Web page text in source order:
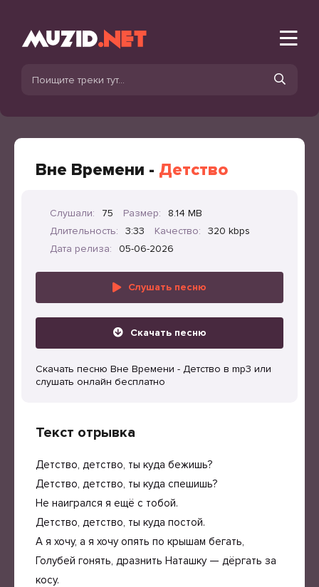
Вне Времени - Детство
Слушали: 75 Размер:
8.14 MB
Длительность:
3:33 Качество:
320 kbps
Дата релиза:
05-06-2026
Слушать песню
Скачать песню
Скачать песню Вне Времени - Детство в mp3 или
слушать онлайн бесплатно
Текст отрывка
Детство, детство, ты куда бежишь?
Детство, детство, ты куда спешишь?
Не наигрался я ещё с тобой.
Детство, детство, ты куда постой.
А я хочу, а я хочу опять по крышам бегать,
Голубей гонять, дразнить Наташку — дёргать за
косу.